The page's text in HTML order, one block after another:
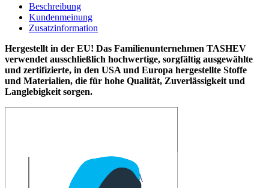
Beschreibung
Kundenmeinung
Zusatzinformation
Hergestellt in der EU! Das Familienunternehmen TASHEV
verwendet ausschließlich hochwertige, sorgfältig ausgewählte
und zertifizierte, in den USA und Europa hergestellte Stoffe
und Materialien, die für hohe Qualität, Zuverlässigkeit und
Langlebigkeit sorgen.